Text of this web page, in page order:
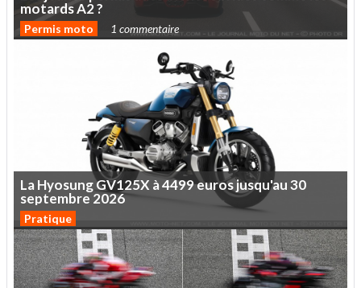
motardsA2?
Permis moto 1 commentaire
LaHyosungGV125X à4499eurosjusqu'au30
septembre2026
Pratique